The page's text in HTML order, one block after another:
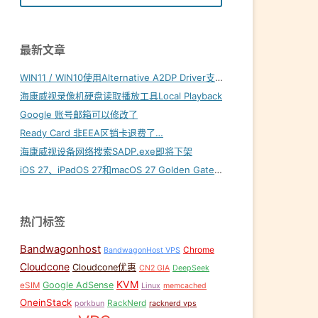
最新文章
WIN11 / WIN10使用Alternative A2DP Driver支持LDAC
海康威视录像机硬盘读取播放工具Local Playback
Google 账号邮箱可以修改了
Ready Card 非EEA区销卡退费了…
海康威视设备网络搜索SADP.exe即将下架
iOS 27、iPadOS 27和macOS 27 Golden Gate内置壁纸下载
热门标签
Bandwagonhost BandwagonHost VPS Chrome
Cloudcone Cloudcone优惠 CN2 GIA DeepSeek
eSIM Google AdSense KVM Linux memcached
OneinStack porkbun RackNerd racknerd vps